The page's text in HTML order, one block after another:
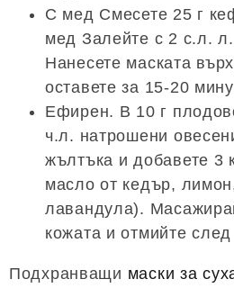
С мед Смесете 25 г
мед Залейте с 2 с.л.
Нанесете маската
оставете за 15-20
Ефирен. В 10 г
ч.л. натрошени
жълтъка и добавете 3
масло от кедър,
лавандула).
кожата и отмийте
Подхранващи маски за